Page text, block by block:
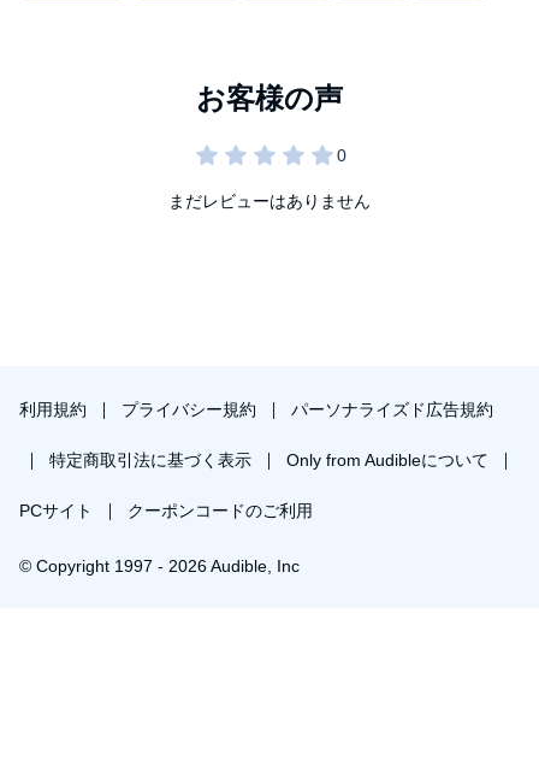
emotional trauma - or simply being ''hard to handle". Whatever
the root cause of the intensity, Present Moment Parenting
(P)2017 Center For the Challenging Child/Anu Family Services,
まだレビューはありません
利用規約 プライバシー規約 パーソナライズド広告規約
特定商取引法に基づく表示 Only from Audibleについて
PCサイト クーポンコードのご利用
© Copyright 1997 - 2026 Audible, Inc